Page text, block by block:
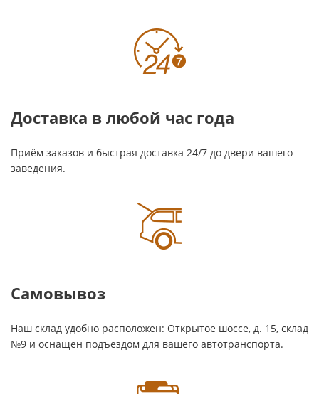
Доставка в любой час года
Приём заказов и быстрая доставка 24/7 до двери вашего
заведения.
Самовывоз
Наш склад удобно расположен: Открытое шоссе, д. 15, склад
№9 и оснащен подъездом для вашего автотранспорта.